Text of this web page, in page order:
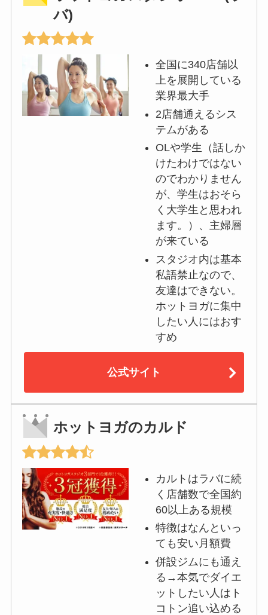
バ)
全国に340店舗以
上を展開している
業界最大手
2店舗通えるシス
テムがある
OLや学生（話しか
けたわけではない
のでわかりません
が、学生はおそら
く大学生と思われ
ます。）、主婦層
が来ている
スタジオ内は基本
私語禁止なので、
友達はできない。
ホットヨガに集中
したい人にはおす
すめ
公式サイト
ホットヨガのカルド
カルトはラバに続
く店舗数で全国約
60以上ある規模
特徴はなんといっ
ても安い月額費
併設ジムにも通え
る→本気でダイエ
ットしたい人はト
コトン追い込める